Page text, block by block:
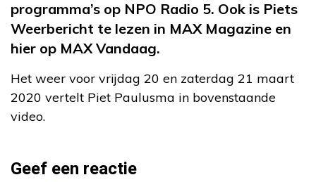
programma’s op NPO Radio 5. Ook is Piets
Weerbericht te lezen in MAX Magazine en
hier op MAX Vandaag.
Het weer voor vrijdag 20 en zaterdag 21 maart
2020 vertelt Piet Paulusma in bovenstaande
video.
Geef een reactie